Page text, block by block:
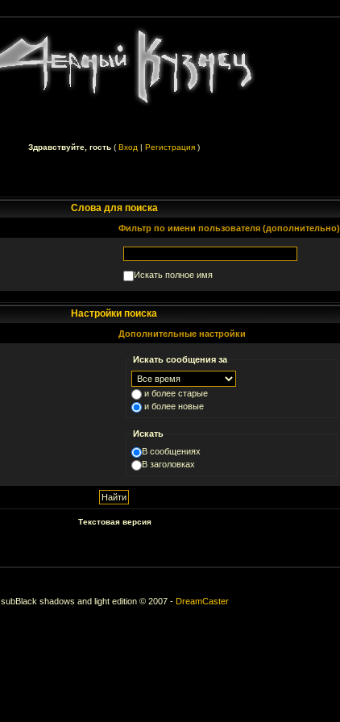
Здравствуйте, гость (Вход |Регистрация )
Слова для поиска
Фильтр по имени пользователя (дополнительно)
Искать полное имя
Настройки поиска
Дополнительные настройки
Искать сообщения за
и более старые
и более новые
Искать
В сообщениях
В заголовках
Текстовая версия
subBlack shadows and light edition © 2007 - DreamCaster